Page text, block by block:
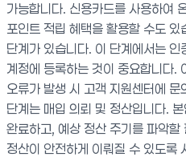
가능합니다. 신용카드를 사용하여
포인트 적립 혜택을 활용할 수도
단계가 있습니다. 이 단계에서는
계정에 등록하는 것이 중요합니다.
오류가 발생 시 고객 지원센터에
단계는 매입 의뢰 및 정산입니다.
완료하고, 예상 정산 주기를 파악할
정산이 안전하게 이뤄질 수 있도록